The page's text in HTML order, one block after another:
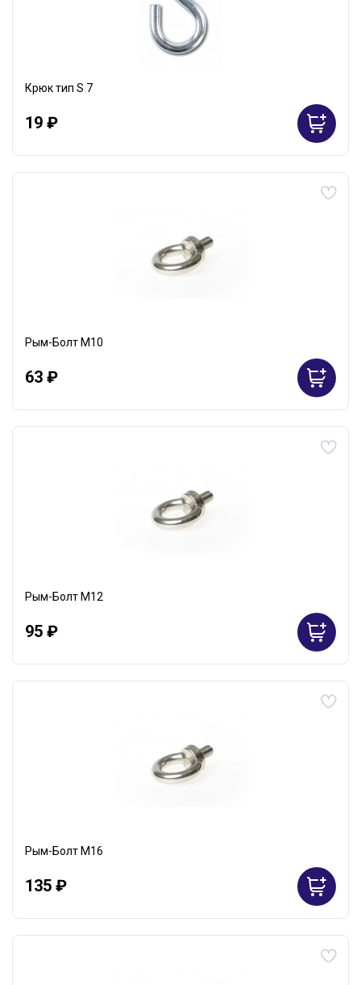
Крюк тип S 7
19 ₽
Рым-Болт М10
63 ₽
Рым-Болт М12
95 ₽
Рым-Болт М16
135 ₽